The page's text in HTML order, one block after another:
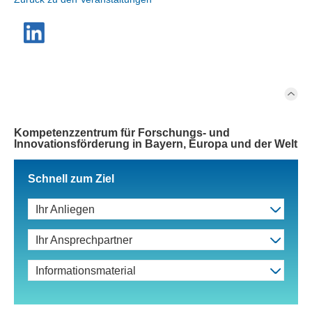
Kompetenzzentrum für Forschungs- und
Innovationsförderung in Bayern, Europa und der Welt
Schnell zum Ziel
Ihr Anliegen
Ihr Ansprechpartner
Informationsmaterial